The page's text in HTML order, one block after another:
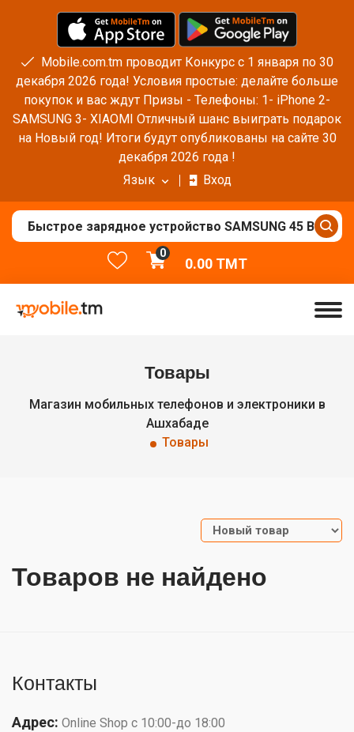
Mobile.com.tm проводит Конкурс с 1 января по 30
декабря 2026 года! Условия простые: делайте больше
покупок и вас ждут Призы - Телефоны: 1- iPhone 2-
SAMSUNG 3- XIAOMI Отличный шанс выиграть подарок
на Новый год! Итоги будут опубликованы на сайте 30
декабря 2026 года !
Язык
Вход
0
0.00TMT
Товары
Магазин мобильных телефонов и электроники в
Ашхабаде
Товары
Товаров не найдено
Контакты
Адрес: Online Shop с 10:00-до 18:00